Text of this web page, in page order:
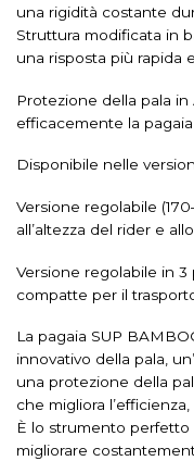
una rigidità costante
Struttura modificata in
una risposta più rapida
Protezione della pala
efficacemente la
Disponibile nelle
Versione regolabile
all’altezza del rider e
Versione regolabile in 3
compatte per il
La pagaia SUP
innovativo della pala,
una protezione della
che migliora
È lo strumento
migliorare